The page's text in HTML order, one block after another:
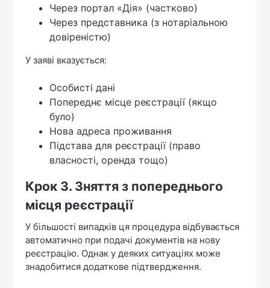
Через портал «Дія» (частково)
Через представника (з нотаріальною
довіреністю)
У заяві вказується:
Особисті дані
Попереднє місце реєстрації (якщо
було)
Нова адреса проживання
Підстава для реєстрації (право
власності, оренда тощо)
Крок 3. Зняття з попереднього
місця реєстрації
У більшості випадків ця процедура відбувається
автоматично при подачі документів на нову
реєстрацію. Однак у деяких ситуаціях може
знадобитися додаткове підтвердження.